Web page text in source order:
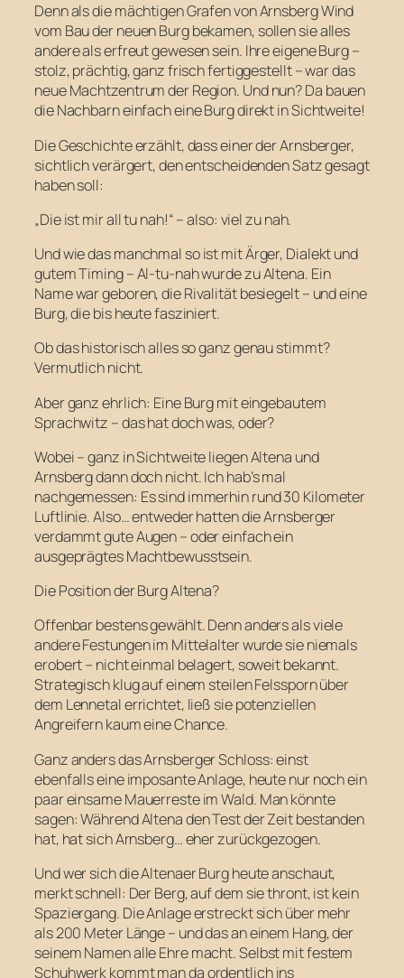
Denn als die mächtigen Grafen von Arnsberg Wind
vom Bau der neuen Burg bekamen, sollen sie alles
andere als erfreut gewesen sein. Ihre eigene Burg –
stolz, prächtig, ganz frisch fertiggestellt – war das
neue Machtzentrum der Region. Und nun? Da bauen
die Nachbarn einfach eine Burg direkt in Sichtweite!
Die Geschichte erzählt, dass einer der Arnsberger,
sichtlich verärgert, den entscheidenden Satz gesagt
haben soll:
„Die ist mir all tu nah!“ – also: viel zu nah.
Und wie das manchmal so ist mit Ärger, Dialekt und
gutem Timing – Al-tu-nah wurde zu Altena. Ein
Name war geboren, die Rivalität besiegelt – und eine
Burg, die bis heute fasziniert.
Ob das historisch alles so ganz genau stimmt?
Vermutlich nicht.
Aber ganz ehrlich: Eine Burg mit eingebautem
Sprachwitz – das hat doch was, oder?
Wobei – ganz in Sichtweite liegen Altena und
Arnsberg dann doch nicht. Ich hab’s mal
nachgemessen: Es sind immerhin rund 30 Kilometer
Luftlinie. Also… entweder hatten die Arnsberger
verdammt gute Augen – oder einfach ein
ausgeprägtes Machtbewusstsein.
Die Position der Burg Altena?
Offenbar bestens gewählt. Denn anders als viele
andere Festungen im Mittelalter wurde sie niemals
erobert – nicht einmal belagert, soweit bekannt.
Strategisch klug auf einem steilen Felssporn über
dem Lennetal errichtet, ließ sie potenziellen
Angreifern kaum eine Chance.
Ganz anders das Arnsberger Schloss: einst
ebenfalls eine imposante Anlage, heute nur noch ein
paar einsame Mauerreste im Wald. Man könnte
sagen: Während Altena den Test der Zeit bestanden
hat, hat sich Arnsberg… eher zurückgezogen.
Und wer sich die Altenaer Burg heute anschaut,
merkt schnell: Der Berg, auf dem sie thront, ist kein
Spaziergang. Die Anlage erstreckt sich über mehr
als 200 Meter Länge – und das an einem Hang, der
seinem Namen alle Ehre macht. Selbst mit festem
Schuhwerk kommt man da ordentlich ins